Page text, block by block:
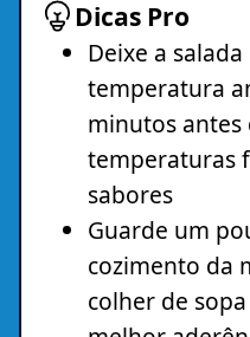
Dicas Pro
Deixe a
temperatura
minutos antes
temperaturas
sabores
Guarde um
cozimento da
colher de